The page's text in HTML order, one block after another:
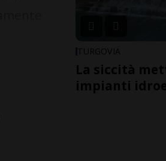
TURGOVIA
La siccità
impianti